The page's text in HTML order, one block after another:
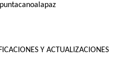
Y ACTUALIZACIONES